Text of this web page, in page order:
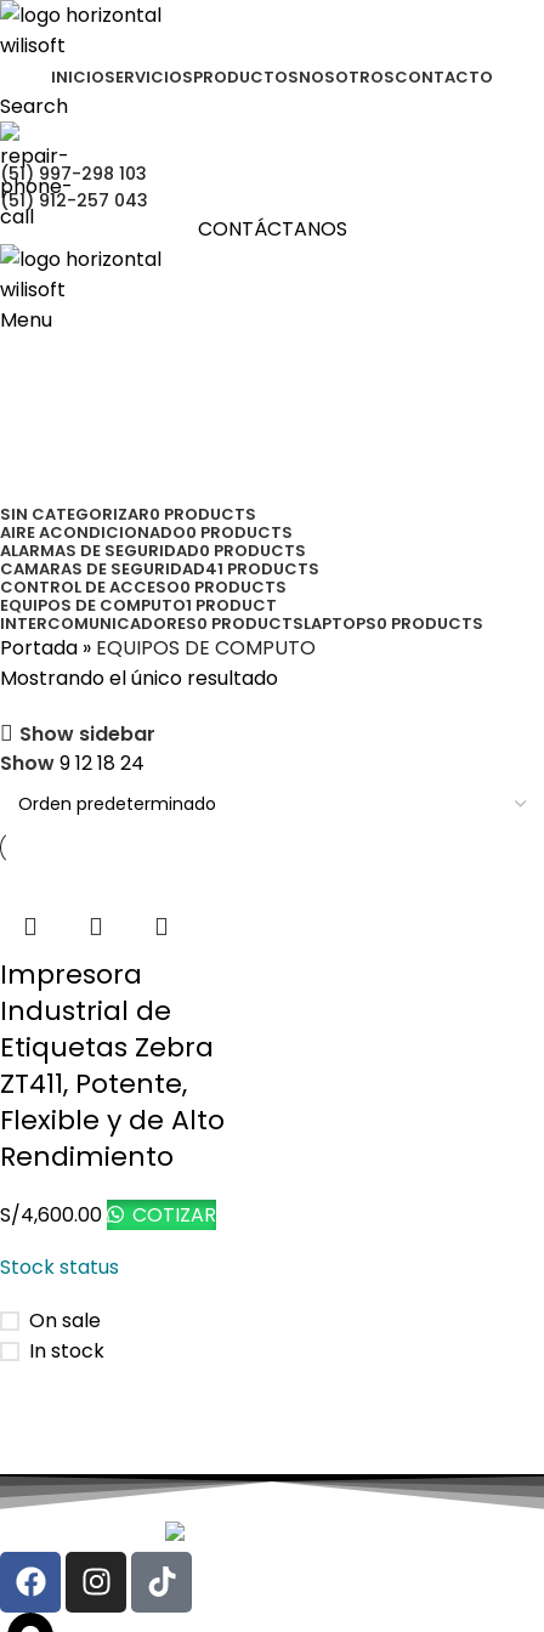
INICIOSERVICIOSPRODUCTOSNOSOTROSCONTACTO
Search
(51) 997-298 103
(51) 912-257 043
CONTÁCTANOS
Menu
SIN CATEGORIZAR0 PRODUCTS
AIRE ACONDICIONADO0 PRODUCTS
ALARMAS DE SEGURIDAD0 PRODUCTS
CAMARAS DE SEGURIDAD41 PRODUCTS
CONTROL DE ACCESO0 PRODUCTS
EQUIPOS DE COMPUTO1 PRODUCT
INTERCOMUNICADORES0 PRODUCTSLAPTOPS0 PRODUCTS
Stock status
On sale
In stock
Portada » EQUIPOS DE COMPUTO
Mostrando el único resultado
Show sidebar
Show9121824
Impresora
Industrial de
Etiquetas Zebra
ZT411, Potente,
Flexible y de Alto
Rendimiento
S/4,600.00 COTIZAR